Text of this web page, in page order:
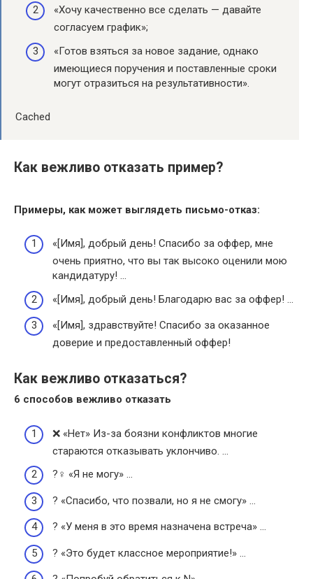
«Хочу качественно все сделать — давайте
согласуем график»;
«Готов взяться за новое задание, однако
имеющиеся поручения и поставленные сроки
могут отразиться на результативности».
Cached
Как вежливо отказать пример?
Примеры, как может выглядеть письмо-отказ:
«[Имя], добрый день! Спасибо за оффер, мне
очень приятно, что вы так высоко оценили мою
кандидатуру! …
«[Имя], добрый день! Благодарю вас за оффер! …
«[Имя], здравствуйте! Спасибо за оказанное
доверие и предоставленный оффер!
Как вежливо отказаться?
6 способов вежливо отказать
❌ «Нет» Из-за боязни конфликтов многие
стараются отказывать уклончиво. …
?‍♀️ «Я не могу» …
? «Спасибо, что позвали, но я не смогу» …
? «У меня в это время назначена встреча» …
? «Это будет классное мероприятие!» …